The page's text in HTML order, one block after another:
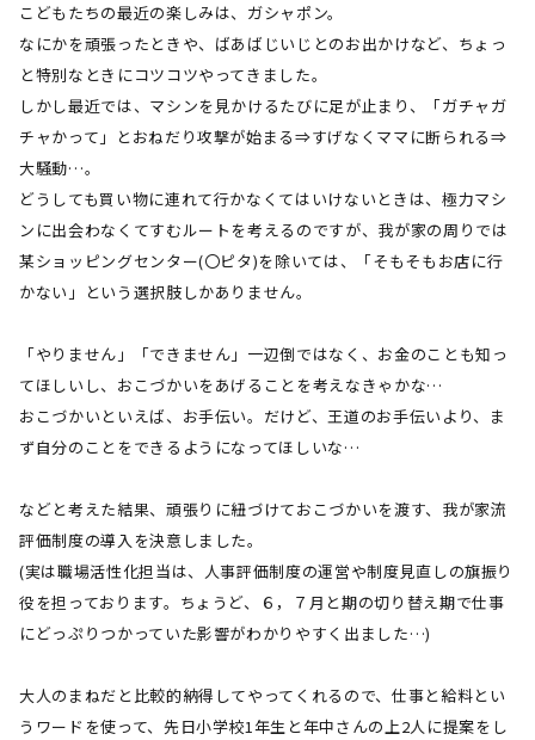
こどもたちの最近の楽しみは、ガシャポン。
なにかを頑張ったときや、ばあばじいじとのお出かけなど、ちょっ
と特別なときにコツコツやってきました。
しかし最近では、マシンを見かけるたびに足が止まり、「ガチャガ
チャかって」とおねだり攻撃が始まる⇒すげなくママに断られる⇒
大騒動…。
どうしても買い物に連れて行かなくてはいけないときは、極力マシ
ンに出会わなくてすむルートを考えるのですが、我が家の周りでは
某ショッピングセンター(〇ピタ)を除いては、「そもそもお店に行
かない」という選択肢しかありません。
「やりません」「できません」一辺倒ではなく、お金のことも知っ
てほしいし、おこづかいをあげることを考えなきゃかな…
おこづかいといえば、お手伝い。だけど、王道のお手伝いより、ま
ず自分のことをできるようになってほしいな…
などと考えた結果、頑張りに紐づけておこづかいを渡す、我が家流
評価制度の導入を決意しました。
(実は職場活性化担当は、人事評価制度の運営や制度見直しの旗振り
役を担っております。ちょうど、６，７月と期の切り替え期で仕事
にどっぷりつかっていた影響がわかりやすく出ました…)
大人のまねだと比較的納得してやってくれるので、仕事と給料とい
うワードを使って、先日小学校1年生と年中さんの上2人に提案をし